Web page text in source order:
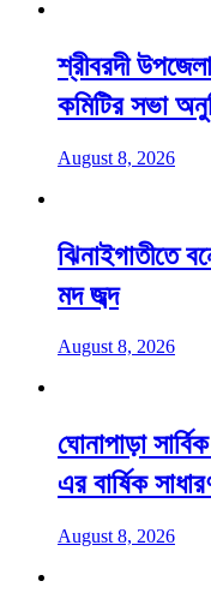
শ্রীবরদী
কমিটির সভা
August 8, 2026
ঝিনাইগাতীতে
মদ জব্দ
August 8, 2026
ঘোনাপাড়া
এর বার্ষিক
August 8, 2026